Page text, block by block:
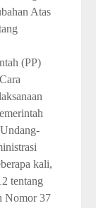
Atas
(PP)
kali,
tentang
Nomor 37